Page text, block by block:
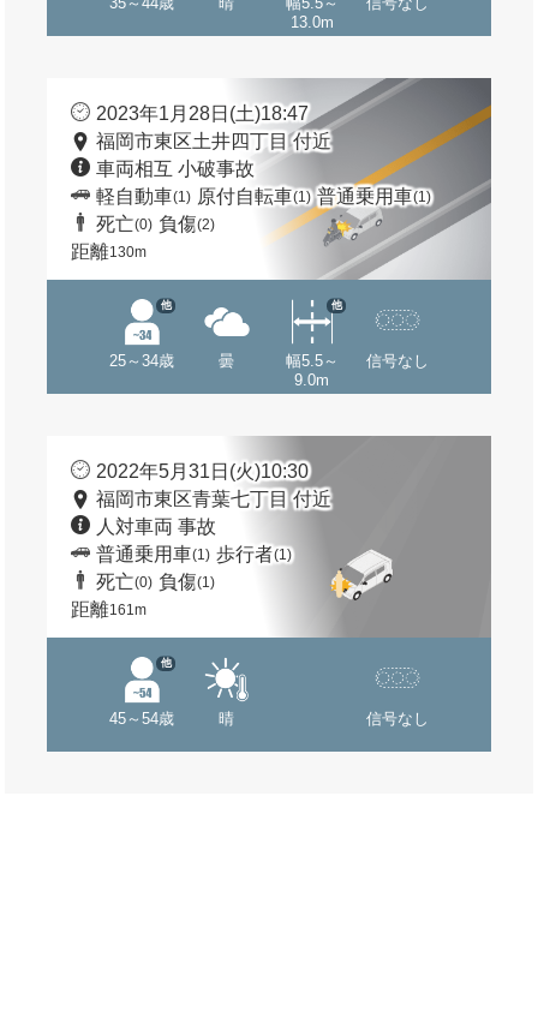
13.0m
2023年1月28日(土)18:47
福岡市東区土井四丁目 付近
車両相互 小破事故
軽自動車(1) 原付自転車(1) 普通乗用車(1)
死亡(0) 負傷(2)
距離130m
25～34歳
他
曇
幅5.5～
9.0m
他
信号なし
2022年5月31日(火)10:30
福岡市東区青葉七丁目 付近
人対車両 事故
普通乗用車(1) 歩行者(1)
死亡(0) 負傷(1)
距離161m
45～54歳
他
晴 信号なし